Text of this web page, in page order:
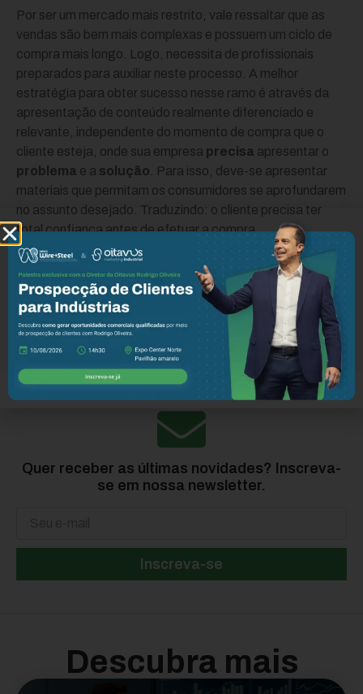
Por ser um mercado mais restrito, vale ressaltar que as
vendas são bem mais complexas e possuem um ciclo de
compra mais longo. Logo, necessita de profissionais
preparados para auxiliar neste processo. A melhor
estratégia para obter sucesso nesse ramo é através da
apresentação de conteúdo realmente diferenciado e
relevante, independente do momento de compra que o
cliente esteja, onde sua empresa precisa apresentar o
problema e a solução . Para isso, deve-se apresentar
materiais que permitam os consumidores se aprofundarem
no assunto desejado. Traduzindo: o cliente precisa ter
total confiança antes de efetuar a compra.
Se precisar do auxílio de profissionais capacitados
emMarketing Digitalnessa e em outras questões, conte
com a Oitavus. Agende uma visita e saiba mais sobre os
nossos serviços!
Quer receber as últimas novidades? Inscreva-
se em nossa newsletter.
Inscreva-se
Descubra mais